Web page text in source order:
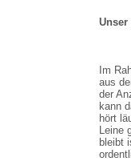
Im
aus
der
kann
hört
Leine
bleibt